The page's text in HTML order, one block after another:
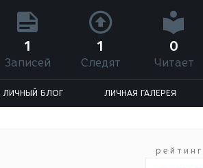
1
Записей
1
Следят
0
Читает
ЛИЧНЫЙ БЛОГ ЛИЧНАЯ ГАЛЕРЕЯ
рейтинг